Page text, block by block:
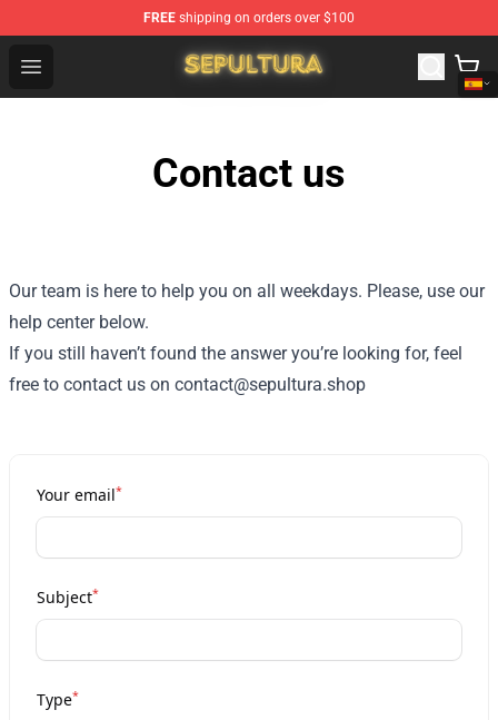
FREE shipping on orders over $100
Open menu
Sepultura Store - Official Sepultura Merchandise Shop
Contact us
Our team is here to help you on all weekdays. Please, use our
help center below.
If you still haven’t found the answer you’re looking for, feel
free to contact us on contact@sepultura.shop